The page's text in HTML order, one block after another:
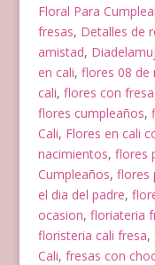
Floral Para
fresas, Detalles de
amistad,
en cali, flores 08 de
cali, flores con
flores cumpleaños,
Cali, Flores en cali
nacimientos, flores
Cumpleaños, flores
el dia del padre,
ocasion, floriateria
floristeria cali fresa,
Cali, fresas con